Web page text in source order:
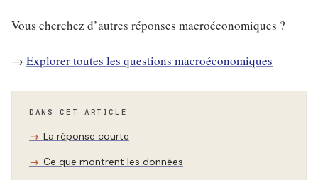
Vous cherchez d’autres réponses macroéconomiques ?
→ Explorer toutes les questions macroéconomiques
DANS CET ARTICLE
La réponse courte
Ce que montrent les données